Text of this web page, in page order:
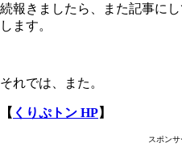
続報きましたら、また記事に
します。
それでは、また。
【 くりぷトン HP】
スポン